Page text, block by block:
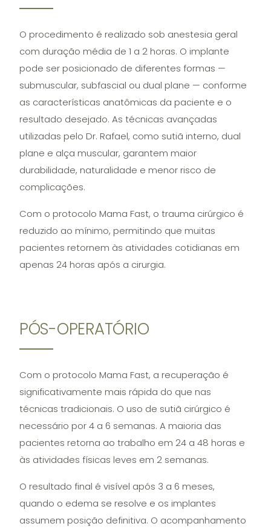
O procedimento é realizado sob anestesia geral
com duração média de 1 a 2 horas. O implante
pode ser posicionado de diferentes formas —
submuscular, subfascial ou dual plane — conforme
as características anatômicas da paciente e o
resultado desejado. As técnicas avançadas
utilizadas pelo Dr. Rafael, como sutiã interno, dual
plane e alça muscular, garantem maior
durabilidade, naturalidade e menor risco de
complicações.
Com o protocolo Mama Fast, o trauma cirúrgico é
reduzido ao mínimo, permitindo que muitas
pacientes retornem às atividades cotidianas em
apenas 24 horas após a cirurgia.
PÓS-OPERATÓRIO
Com o protocolo Mama Fast, a recuperação é
significativamente mais rápida do que nas
técnicas tradicionais. O uso de sutiã cirúrgico é
necessário por 4 a 6 semanas. A maioria das
pacientes retorna ao trabalho em 24 a 48 horas e
às atividades físicas leves em 2 semanas.
O resultado final é visível após 3 a 6 meses,
quando o edema se resolve e os implantes
assumem posição definitiva. O acompanhamento